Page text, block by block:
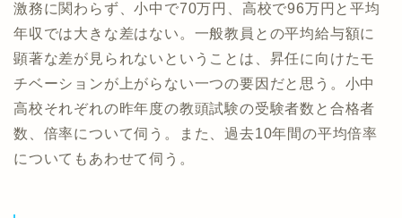
激務に関わらず、小中で70万円、高校で96万円と平均
年収では大きな差はない。一般教員との平均給与額に
顕著な差が見られないということは、昇任に向けたモ
チベーションが上がらない一つの要因だと思う。小中
高校それぞれの昨年度の教頭試験の受験者数と合格者
数、倍率について伺う。また、過去10年間の平均倍率
についてもあわせて伺う。